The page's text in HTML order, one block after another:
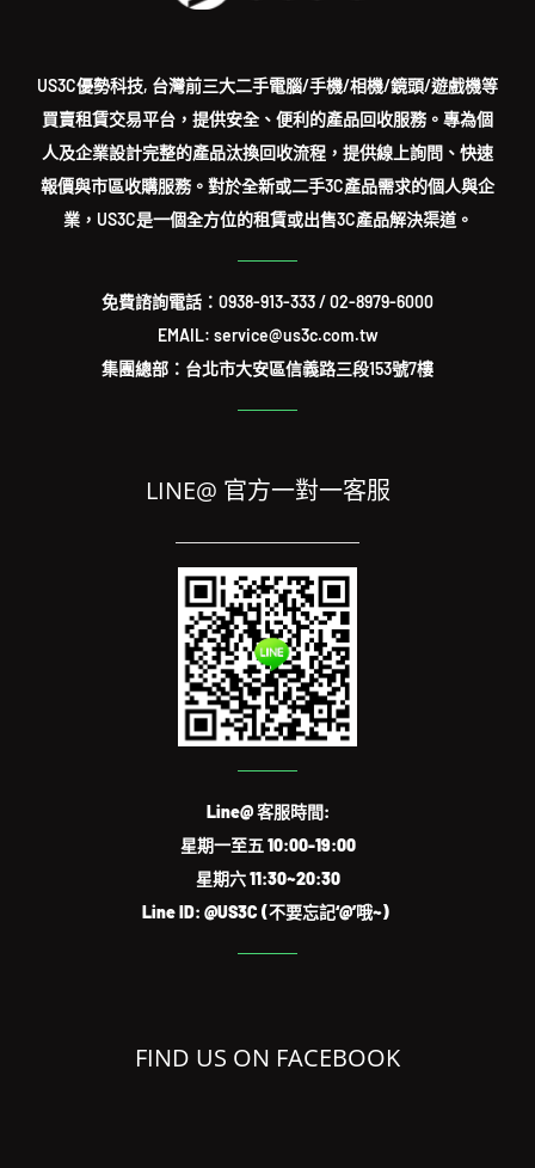
US3C優勢科技, 台灣前三大二手電腦/手機/相機/鏡頭/遊戲機等
買賣租賃交易平台，提供安全、便利的產品回收服務。專為個
人及企業設計完整的產品汰換回收流程，提供線上詢問、快速
報價與市區收購服務。對於全新或二手3C產品需求的個人與企
業，US3C是一個全方位的租賃或出售3C產品解決渠道。
免費諮詢電話： 0938-913-333/02-8979-6000
EMAIL: service@us3c.com.tw
集團總部：台北市大安區信義路三段153號7樓
LINE@ 官方一對一客服
Line@ 客服時間:
星期一至五 10:00-19:00
星期六 11:30~20:30
Line ID: @US3C (不要忘記‘@’哦~)
FIND US ON FACEBOOK